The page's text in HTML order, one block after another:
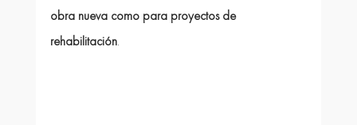
obra nueva como para proyectos de
rehabilitación.